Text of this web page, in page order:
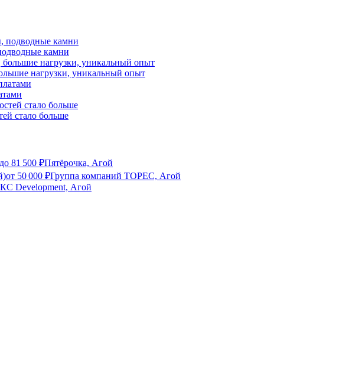
камни
нагрузки, уникальный опыт
стало больше
до 81 500 ₽Пятёрочка, Агой
от 50 000 ₽Группа компаний ТОРЕС, Агой
Development, Агой